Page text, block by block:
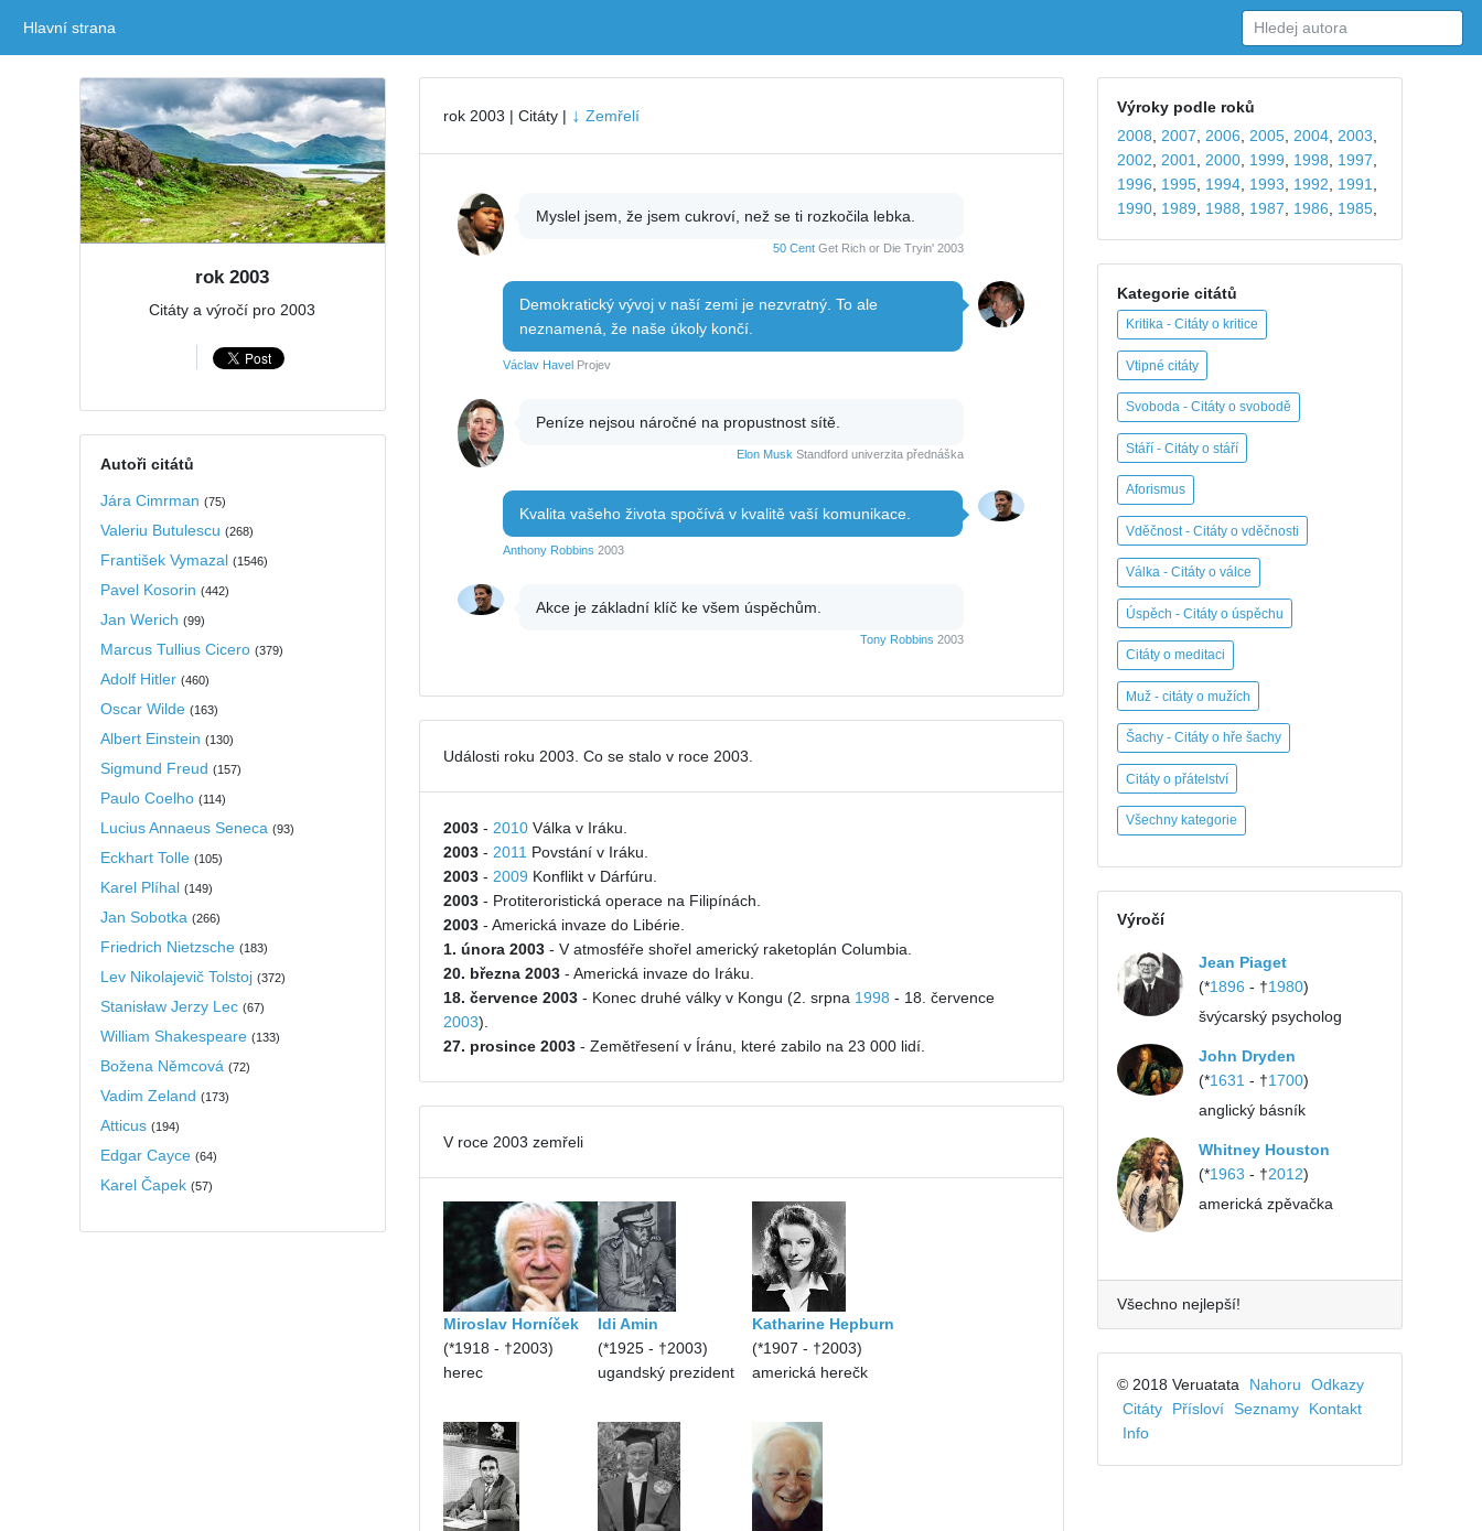
Hlavní strana
rok 2003
Citáty a výročí pro 2003
Autoři citátů
Jára Cimrman (75)
Valeriu Butulescu (268)
František Vymazal (1546)
Pavel Kosorin (442)
Jan Werich (99)
Marcus Tullius Cicero (379)
Adolf Hitler (460)
Oscar Wilde (163)
Albert Einstein (130)
Sigmund Freud (157)
Paulo Coelho (114)
Lucius Annaeus Seneca (93)
Eckhart Tolle (105)
Karel Plíhal (149)
Jan Sobotka (266)
Friedrich Nietzsche (183)
Lev Nikolajevič Tolstoj (372)
Stanisław Jerzy Lec (67)
William Shakespeare (133)
Božena Němcová (72)
Vadim Zeland (173)
Atticus (194)
Edgar Cayce (64)
Karel Čapek (57)
rok 2003 | Citáty | ↓ Zemřelí
Myslel jsem, že jsem cukroví, než se ti rozkočila lebka.
50 CentGet Rich or Die Tryin' 2003
Demokratický vývoj v naší zemi je nezvratný. To ale
neznamená, že naše úkoly končí.
Václav HavelProjev
Peníze nejsou náročné na propustnost sítě.
Elon Musk Standford univerzita přednáška
Kvalita vašeho života spočívá v kvalitě vaší komunikace.
Anthony Robbins 2003
Akce je základní klíč ke všem úspěchům.
Tony Robbins 2003
Události roku 2003. Co se stalo v roce 2003.
2003 - 2010Válka v Iráku.
2003 - 2011 Povstání v Iráku.
2003 - 2009 Konflikt v Dárfúru.
2003 - Protiteroristická operace na Filipínách.
2003 - Americká invaze do Libérie.
1. února 2003 - V atmosféře shořel americký raketoplán Columbia.
20. března 2003 - Americká invaze do Iráku.
18. července 2003 - Konec druhé války v Kongu (2. srpna 1998 - 18. července
2003).
27. prosince 2003 - Zemětřesení v Íránu, které zabilo na 23 000 lidí.
V roce 2003 zemřeli
Miroslav Horníček
(*1918 - †2003)
herec
Idi Amin
(*1925 - †2003)
ugandský prezident
Katharine Hepburn
(*1907 - †2003)
americká herečk
Výroky podle roků
2008
2007 2006 2005 2004 2003
2002
2001 2000 1999 1998 1997
1996
1995 1994 1993 1992 1991
1990 1989 1988 1987 1986 1985
Kategorie citátů
Kritika - Citáty o kritice
Vtipné citáty
Svoboda - Citáty o svobodě
Stáří - Citáty o stáří
Aforismus
Vděčnost - Citáty o vděčnosti
Válka - Citáty o válce
Úspěch - Citáty o úspěchu
Citáty o meditaci
Muž - citáty o mužích
Šachy - Citáty o hře šachy
Citáty o přátelství
Všechny kategorie
Výročí
Jean Piaget
(*1896 - †1980)
švýcarský psycholog
John Dryden
(*1631 - †1700)
anglický básník
Whitney Houston
(*1963 - †2012)
americká zpěvačka
Všechno nejlepší!
© 2018 Veruatata Nahoru
Odkazy
Citáty
Přísloví Seznamy
Kontakt
Info